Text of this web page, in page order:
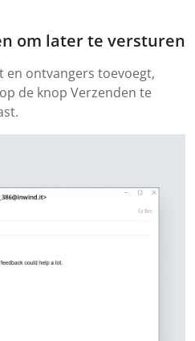
om later te versturen
en ontvangers toevoegt,
de knop Verzenden te